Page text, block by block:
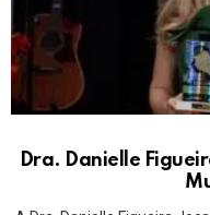
Dra. Danielle